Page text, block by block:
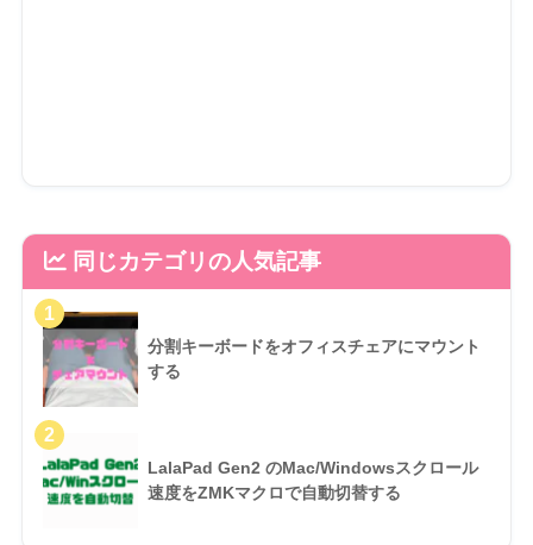
同じカテゴリの人気記事
分割キーボードをオフィスチェアにマウント
する
LalaPad Gen2 のMac/Windowsスクロール
速度をZMKマクロで自動切替する